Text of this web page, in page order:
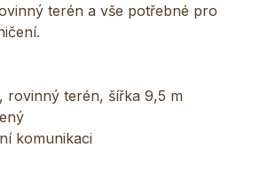
terén a vše potřebné pro
rovinný terén, šířka 9,5 m
komunikaci